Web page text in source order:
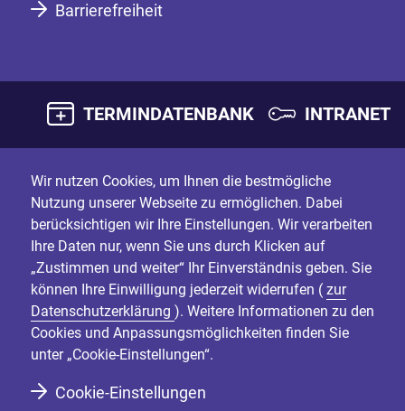
Barrierefreiheit
TERMINDATENBANK INTRANET
Wir nutzen Cookies, um Ihnen die bestmögliche
Nutzung unserer Webseite zu ermöglichen. Dabei
berücksichtigen wir Ihre Einstellungen. Wir verarbeiten
Ihre Daten nur, wenn Sie uns durch Klicken auf
„Zustimmen und weiter“ Ihr Einverständnis geben. Sie
können Ihre Einwilligung jederzeit widerrufen ( zur
Datenschutzerklärung ). Weitere Informationen zu den
Cookies und Anpassungsmöglichkeiten finden Sie
unter „Cookie-Einstellungen“.
Cookie-Einstellungen